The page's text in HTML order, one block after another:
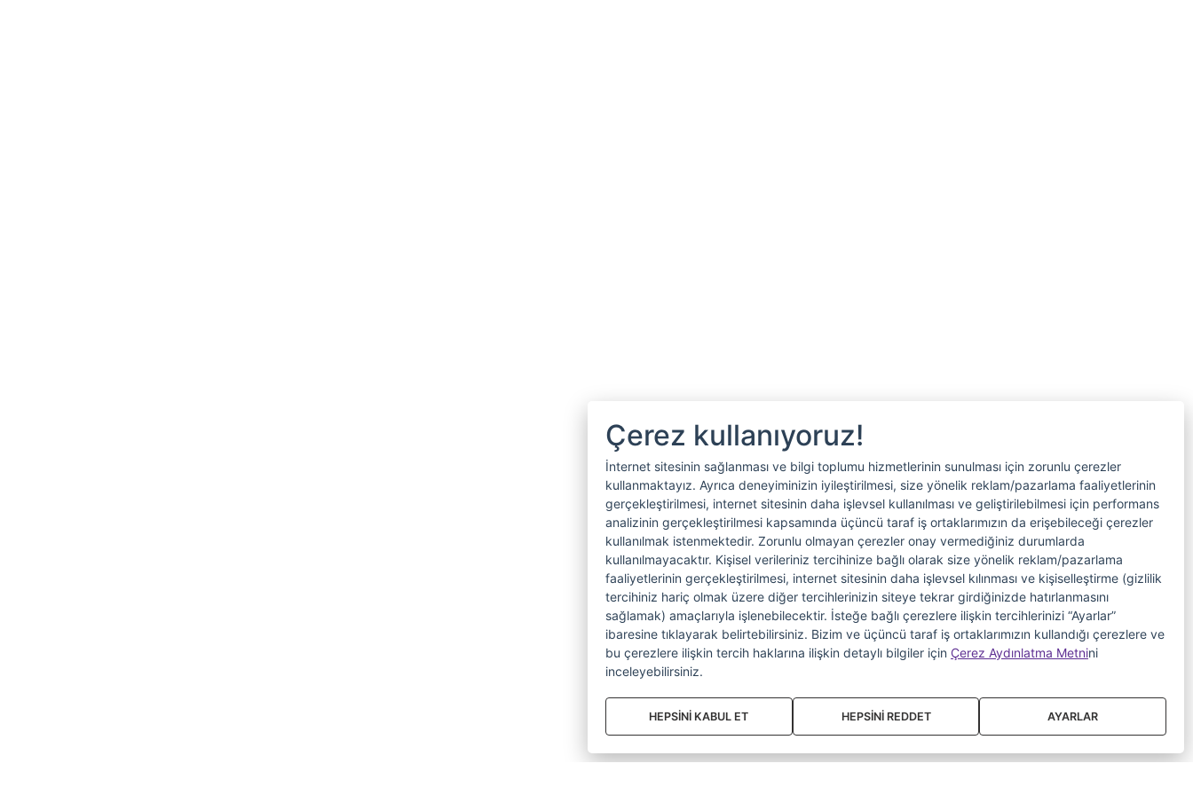
Çerez kullanıyoruz!
İnternet sitesinin sağlanması ve bilgi toplumu hizmetlerinin sunulması için zorunlu çerezler
kullanmaktayız. Ayrıca deneyiminizin iyileştirilmesi, size yönelik reklam/pazarlama faaliyetlerinin
gerçekleştirilmesi, internet sitesinin daha işlevsel kullanılması ve geliştirilebilmesi için performans
analizinin gerçekleştirilmesi kapsamında üçüncü taraf iş ortaklarımızın da erişebileceği çerezler
kullanılmak istenmektedir. Zorunlu olmayan çerezler onay vermediğiniz durumlarda
kullanılmayacaktır. Kişisel verileriniz tercihinize bağlı olarak size yönelik reklam/pazarlama
faaliyetlerinin gerçekleştirilmesi, internet sitesinin daha işlevsel kılınması ve kişiselleştirme (gizlilik
tercihiniz hariç olmak üzere diğer tercihlerinizin siteye tekrar girdiğinizde hatırlanmasını
sağlamak) amaçlarıyla işlenebilecektir. İsteğe bağlı çerezlere ilişkin tercihlerinizi “Ayarlar”
ibaresine tıklayarak belirtebilirsiniz. Bizim ve üçüncü taraf iş ortaklarımızın kullandığı çerezlere ve
bu çerezlere ilişkin tercih haklarına ilişkin detaylı bilgiler için Çerez Aydınlatma Metnini
inceleyebilirsiniz.
HEPSİNİ KABUL ET HEPSİNİ REDDET AYARLAR